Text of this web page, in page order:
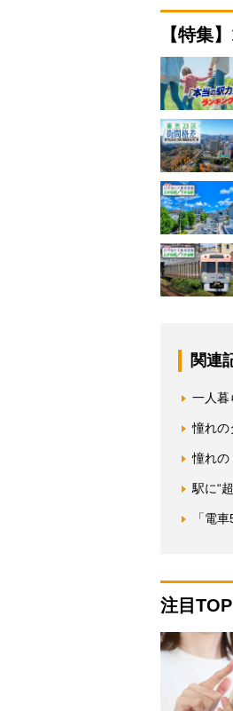
【特集
関連
一人暮
憧れの
憧れの
駅に“
「電
注目